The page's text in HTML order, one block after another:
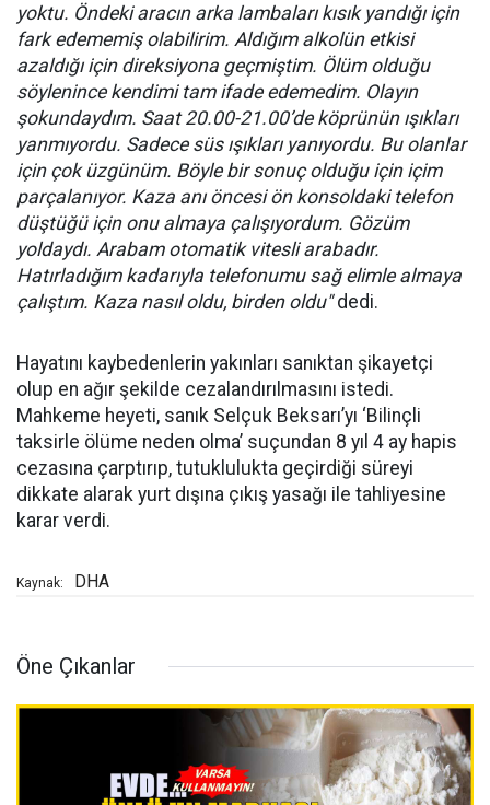
yoktu. Öndeki aracın arka lambaları kısık yandığı için
fark edememiş olabilirim. Aldığım alkolün etkisi
azaldığı için direksiyona geçmiştim. Ölüm olduğu
söylenince kendimi tam ifade edemedim. Olayın
şokundaydım. Saat 20.00-21.00’de köprünün ışıkları
yanmıyordu. Sadece süs ışıkları yanıyordu. Bu olanlar
için çok üzgünüm. Böyle bir sonuç olduğu için içim
parçalanıyor. Kaza anı öncesi ön konsoldaki telefon
düştüğü için onu almaya çalışıyordum. Gözüm
yoldaydı. Arabam otomatik vitesli arabadır.
Hatırladığım kadarıyla telefonumu sağ elimle almaya
çalıştım. Kaza nasıl oldu, birden oldu"dedi.
Hayatını kaybedenlerin yakınları sanıktan şikayetçi
olup en ağır şekilde cezalandırılmasını istedi.
Mahkeme heyeti, sanık Selçuk Beksarı’yı ‘Bilinçli
taksirle ölüme neden olma’ suçundan 8 yıl 4 ay hapis
cezasına çarptırıp, tutuklulukta geçirdiği süreyi
dikkate alarak yurt dışına çıkış yasağı ile tahliyesine
karar verdi.
Kaynak: DHA
Öne Çıkanlar